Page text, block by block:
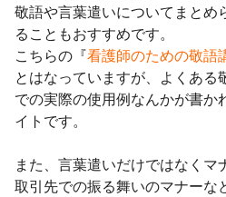
敬語や言葉遣いについてまとめ
ることもおすすめです。
こちらの『看護師のための敬語
とはなっていますが、よくある
での実際の使用例なんかが書か
イトです。
また、言葉遣いだけではなくマ
取引先での振る舞いのマナーな